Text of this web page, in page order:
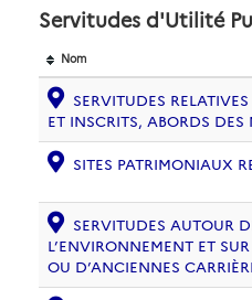
Servitudes d'Utilité
Nom
SERVITUDES
ET INSCRITS, ABORDS
SITES PATRIMONIAUX
SERVITUDES AUTOUR
L’ENVIRONNEMENT ET
OU D’ANCIENNES